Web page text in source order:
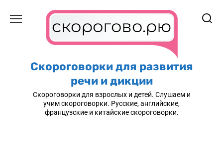
содержанию
Скороговорки для развития
речи и дикции
Скороговорки для взрослых и детей. Слушаем и
учим скороговорки. Русские, английские,
французские и китайские скороговорки.